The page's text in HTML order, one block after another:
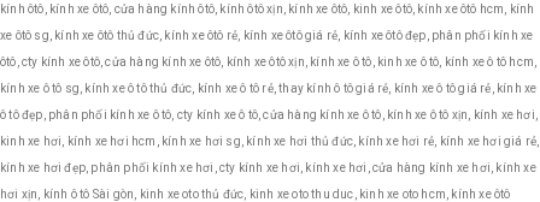
kính ôtô, kính xe ôtô, cửa hàng kính ôtô, kính ôtô xịn, kính xe ôtô, kinh xe ôtô, kính xe ôtô hcm, kính
xe ôtô sg, kính xe ôtô thủ đức, kính xe ôtô rẻ, kính xe ôtô giá rẻ, kính xe ôtô đẹp, phân phối kính xe
ôtô, cty kính xe ôtô, cửa hàng kính xe ôtô, kính xe ôtô xịn, kính xe ô tô, kinh xe ô tô, kính xe ô tô hcm,
kính xe ô tô sg, kính xe ô tô thủ đức, kính xe ô tô rẻ, thay kính ô tô giá rẻ, kính xe ô tô giá rẻ, kính xe
ô tô đẹp, phân phối kính xe ô tô, cty kính xe ô tô, cửa hàng kính xe ô tô, kính xe ô tô xịn, kính xe hơi,
kinh xe hơi, kính xe hơi hcm, kính xe hơi sg, kính xe hơi thủ đức, kính xe hơi rẻ, kính xe hơi giá rẻ,
kính xe hơi đẹp, phân phối kính xe hơi, cty kính xe hơi, kính xe hơi, cửa hàng kính xe hơi, kính xe
hơi xịn, kính ô tô Sài gòn, kinh xe oto thủ đức, kinh xe oto thu duc, kinh xe oto hcm, kính xe ôtô